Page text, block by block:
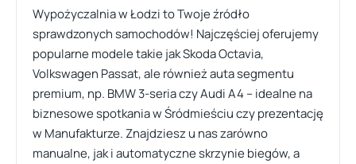
Wypożyczalnia w Łodzi to Twoje źródło
sprawdzonych samochodów! Najczęściej oferujemy
popularne modele takie jak Skoda Octavia,
Volkswagen Passat, ale również auta segmentu
premium, np. BMW 3-seria czy Audi A4 – idealne na
biznesowe spotkania w Śródmieściu czy prezentację
w Manufakturze. Znajdziesz u nas zarówno
manualne, jak i automatyczne skrzynie biegów, a